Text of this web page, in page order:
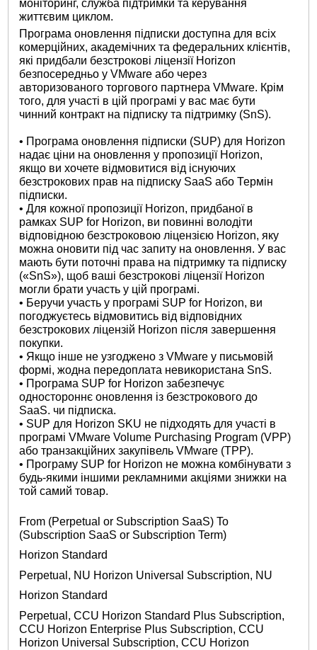
моніторинг, служба підтримки та керування
життєвим циклом.
Програма оновлення підписки доступна для всіх
комерційних, академічних та федеральних клієнтів,
які придбали безстрокові ліцензії Horizon
безпосередньо у VMware або через
авторизованого торгового партнера VMware. Крім
того, для участі в цій програмі у вас має бути
чинний контракт на підписку та підтримку (SnS).
• Програма оновлення підписки (SUP) для Horizon
надає ціни на оновлення у пропозиції Horizon,
якщо ви хочете відмовитися від існуючих
безстрокових прав на підписку SaaS або Термін
підписки.
• Для кожної пропозиції Horizon, придбаної в
рамках SUP for Horizon, ви повинні володіти
відповідною безстроковою ліцензією Horizon, яку
можна оновити під час запиту на оновлення. У вас
мають бути поточні права на підтримку та підписку
(«SnS»), щоб ваші безстрокові ліцензії Horizon
могли брати участь у цій програмі.
• Беручи участь у програмі SUP for Horizon, ви
погоджуєтесь відмовитись від відповідних
безстрокових ліцензій Horizon після завершення
покупки.
• Якщо інше не узгоджено з VMware у письмовій
формі, жодна передоплата невикористана SnS.
• Програма SUP for Horizon забезпечує
одностороннє оновлення із безстрокового до
SaaS. чи підписка.
• SUP для Horizon SKU не підходять для участі в
програмі VMware Volume Purchasing Program (VPP)
або транзакційних закупівель VMware (TPP).
• Програму SUP for Horizon не можна комбінувати з
будь-якими іншими рекламними акціями знижки на
той самий товар.
From (Perpetual or Subscription SaaS) To
(Subscription SaaS or Subscription Term)
Horizon Standard
Perpetual, NU Horizon Universal Subscription, NU
Horizon Standard
Perpetual, CCU Horizon Standard Plus Subscription,
CCU Horizon Enterprise Plus Subscription, CCU
Horizon Universal Subscription, CCU Horizon